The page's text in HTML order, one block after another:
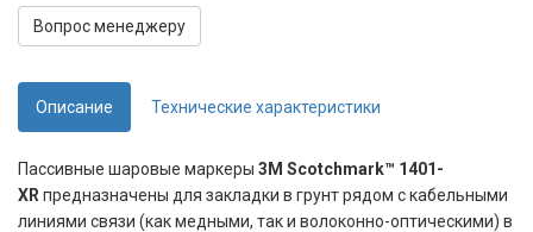
Вопрос менеджеру
Описание Технические характеристики
Пассивные шаровые маркеры 3M Scotchmark™ 1401-
XR предназначены для закладки в грунт рядом с кабельными
линиями связи (как медными, так и волоконно-оптическими) в